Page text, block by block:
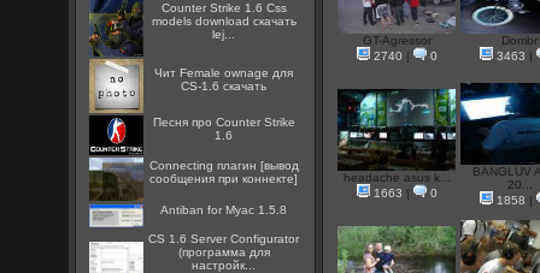
Counter Strike 1.6 Css
models download скачать
lej...
Чит Female ownage для
CS-1.6 скачать
Песня про Counter Strike
1.6
Connecting плагин [вывод
сообщения при коннекте]
Antiban for Myac 1.5.8
CS 1.6 Server Configurator
(программа для
настройк...
GT-Agressor
2740
0
Dombr
3463
headache asus k...
1663
0
BANGLUV
20...
1858